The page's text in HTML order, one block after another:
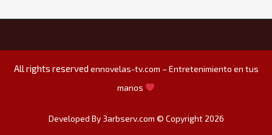
All rights reserved ennovelas-tv.com – Entretenimiento en tus
manos
Developed By 3arbserv.com © Copyright 2026